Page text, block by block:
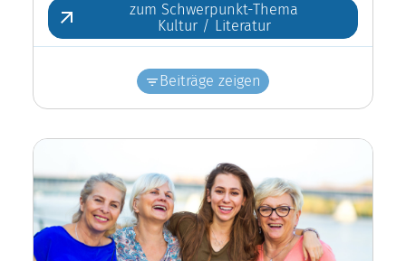
zum Schwerpunkt-Thema
Kultur / Literatur
Beiträge zeigen